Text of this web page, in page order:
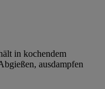
in kochendem
ausdampfen